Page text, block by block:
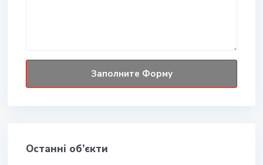
Останні об’єкти